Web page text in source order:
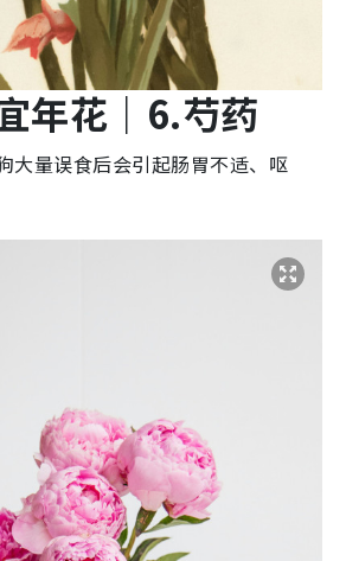
年花 ｜6.芍药
大量误食后会引起肠胃不适、呕